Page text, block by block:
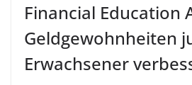
Financial Education
Geldgewohnheiten
Erwachsener